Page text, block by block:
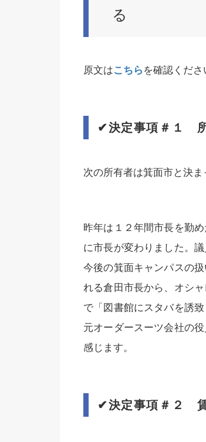
る
原文はこちら を確認くださ
✔︎決定事項＃１
次の所有者は箕面市と決ま
昨年は１２年間市長を勤
に市長が変わりました。
今後の箕面キャンパスの
れる倉田市長から、オシ
で「図書館にスタバを誘
元オーダースーツ会社の
感じます。
✔︎決定事項＃２